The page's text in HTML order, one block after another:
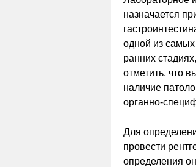
назначается
одной из
ранних
отметить, что
наличие
органно-
Для
провести
определения